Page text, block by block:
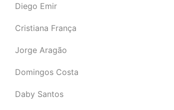
Diego Emir
Cristiana França
Jorge Aragão
Domingos Costa
Daby Santos